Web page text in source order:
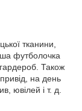
тканини,
футболочка
Також
на день
ювілей і т. д.